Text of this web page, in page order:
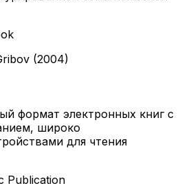
(2004)
формат электронных книг с
широко
для чтения
Publication